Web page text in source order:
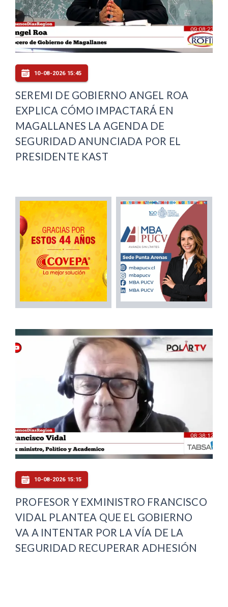
10-08-2026 15:45
SEREMI DE GOBIERNO ANGEL ROA
EXPLICA CÓMO IMPACTARÁ EN
MAGALLANES LA AGENDA DE
SEGURIDAD ANUNCIADA POR EL
PRESIDENTE KAST
10-08-2026 15:15
PROFESOR Y EXMINISTRO FRANCISCO
VIDAL PLANTEA QUE EL GOBIERNO
VA A INTENTAR POR LA VÍA DE LA
SEGURIDAD RECUPERAR ADHESIÓN